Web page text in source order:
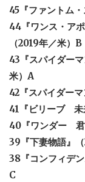
45『ファントム
44『ワンス・ア
（2019年／米）B
43『スパイダー
米）A
42『スパイダー
41『ビリーブ 未
40『ワンダー 君
39『下妻物語』
38『コンフィデ
C